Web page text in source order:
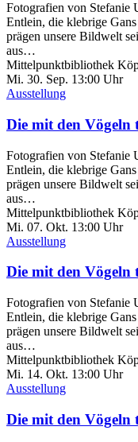
Fotografien von Stefanie
Entlein, die klebrige
prägen unsere Bildwelt
aus…
Mittelpunktbibliothek
Mi. 30. Sep. 13:00 Uhr
Ausstellung
Die mit den Vögeln
Fotografien von Stefanie
Entlein, die klebrige
prägen unsere Bildwelt
aus…
Mittelpunktbibliothek
Mi. 07. Okt. 13:00 Uhr
Ausstellung
Die mit den Vögeln
Fotografien von Stefanie
Entlein, die klebrige
prägen unsere Bildwelt
aus…
Mittelpunktbibliothek
Mi. 14. Okt. 13:00 Uhr
Ausstellung
Die mit den Vögeln